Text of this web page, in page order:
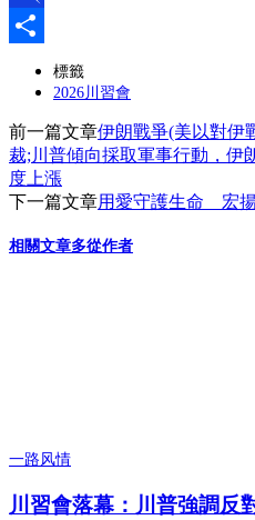
Pinboard
標籤
2026川習會
前一篇文章伊朗戰爭(美以對伊
裁;川普傾向採取軍事行動，伊
度上漲
下一篇文章用愛守護生命 宏
相關文章多從作者
一路风情
川習會落幕：川普強調反